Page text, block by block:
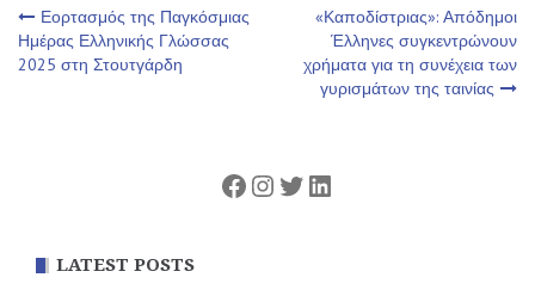
Πλοήγηση
άρθρων
Εορτασμός της Παγκόσμιας
Ημέρας Ελληνικής Γλώσσας
2025 στη Στουτγάρδη
«Καποδίστριας»: Απόδημοι
Έλληνες συγκεντρώνουν
χρήματα για τη συνέχεια των
γυρισμάτων της ταινίας
Facebook
Instagram
Twitter
Linkedin
LATEST POSTS